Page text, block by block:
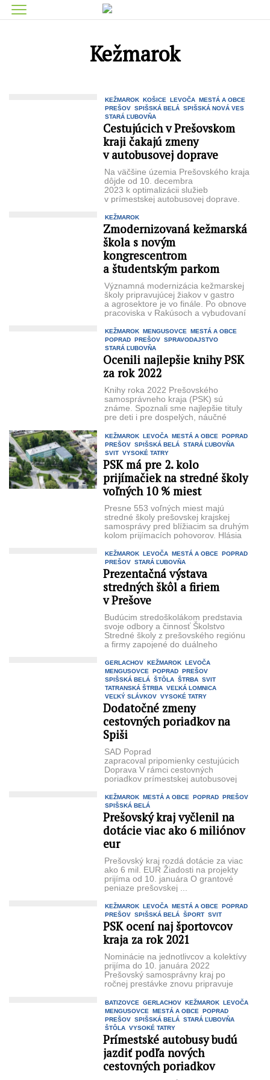
Kežmarok
KEŽMAROK KOŠICE LEVOČA MESTÁ A OBCE
PREŠOV SPIŠSKÁ BELÁ SPIŠSKÁ NOVÁ VES
STARÁ ĽUBOVŇA
Cestujúcich v Prešovskom
kraji čakajú zmeny
v autobusovej doprave
Na väčšine územia Prešovského kraja
dôjde od 10. decembra
2023 k optimalizácii služieb
v prímestskej autobusovej doprave.
a spojov s minimálnym využitím ...
KEŽMAROK
Zmodernizovaná kežmarská
škola s novým
kongrescentrom
a študentským parkom
Významná modernizácia kežmarskej
školy pripravujúcej žiakov v gastro
a agrosektore je vo finále. Po obnove
pracoviska v Rakúsoch a vybudovaní
zrekonštruovaná už ...
KEŽMAROK MENGUSOVCE
MESTÁ A OBCE
POPRAD
PREŠOV SPRAVODAJSTVO
STARÁ ĽUBOVŇA
Ocenili najlepšie knihy PSK
za rok 2022
Knihy roka 2022 Prešovského
samosprávneho kraja (PSK) sú
známe. Spoznali sme najlepšie tituly
pre deti i pre dospelých, náučné
v hlasovaní ...
KEŽMAROK LEVOČA MESTÁ A OBCE
POPRAD
PREŠOV SPIŠSKÁ BELÁ STARÁ ĽUBOVŇA
SVIT VYSOKÉ TATRY
PSK má pre 2. kolo
prijímačiek na stredné školy
voľných 10 % miest
Presne 553 voľných miest majú
stredné školy prešovskej krajskej
samosprávy pred blížiacim sa druhým
kolom prijímacích pohovorov. Hlásia
KEŽMAROK LEVOČA MESTÁ A OBCE
POPRAD
PREŠOV STARÁ ĽUBOVŇA
Prezentačná výstava
stredných škôl a firiem
v Prešove
Budúcim stredoškolákom predstavia
svoje odbory a činnosť Školstvo
Stredné školy z prešovského regiónu
a firmy zapojené do duálneho
na spoločnej výstave. ...
GERLACHOV KEŽMAROK LEVOČA
MENGUSOVCE
POPRAD PREŠOV
SPIŠSKÁ BELÁ ŠTÔLA ŠTRBA SVIT
TATRANSKÁ ŠTRBA VEĽKÁ LOMNICA
VEĽKÝ SLÁVKOV VYSOKÉ TATRY
Dodatočné zmeny
cestovných poriadkov na
Spiši
SAD Poprad
zapracoval pripomienky cestujúcich
Doprava V rámci cestovných
poriadkov prímestskej autobusovej
regióne došlo k dodatočným
korekciám v súvislosti s požiadavkami
cestujúcich. Od ...
KEŽMAROK MESTÁ A OBCE POPRAD PREŠOV
SPIŠSKÁ BELÁ
Prešovský kraj vyčlenil na
dotácie viac ako 6 miliónov
eur
Prešovský kraj rozdá dotácie za viac
ako 6 mil. EUR Žiadosti na projekty
prijíma od 10. januára O grantové
peniaze prešovskej ...
KEŽMAROK LEVOČA MESTÁ A OBCE POPRAD
PREŠOV SPIŠSKÁ BELÁ ŠPORT SVIT
PSK ocení naj športovcov
kraja za rok 2021
Nominácie na jednotlivcov a kolektívy
prijíma do 10. januára 2022
Prešovský samosprávny kraj po
ročnej prestávke znovu pripravuje
BATIZOVCE GERLACHOV KEŽMAROK LEVOČA
MENGUSOVCE
MESTÁ A OBCE
POPRAD
PREŠOV SPIŠSKÁ BELÁ STARÁ ĽUBOVŇA
ŠTÔLA VYSOKÉ TATRY
Prímestské autobusy budú
jazdiť podľa nových
cestovných poriadkov